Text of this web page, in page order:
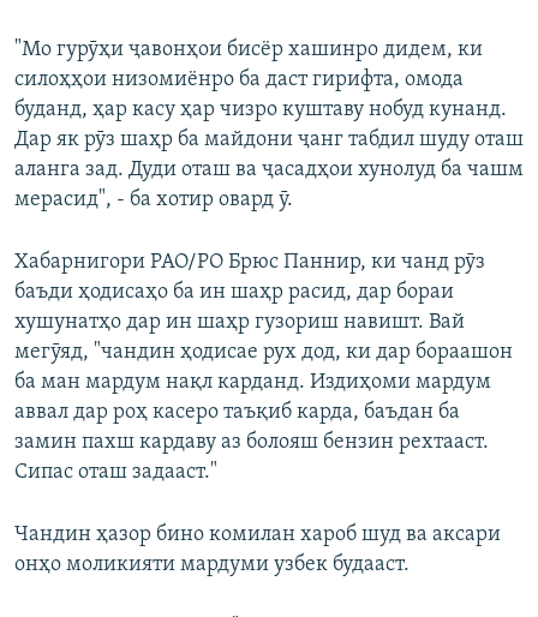
"Мо гурӯҳи ҷавонҳои бисёр хашинро дидем, ки
силоҳҳои низомиёнро ба даст гирифта, омода
буданд, ҳар касу ҳар чизро куштаву нобуд кунанд.
Дар як рӯз шаҳр ба майдони ҷанг табдил шуду оташ
аланга зад. Дуди оташ ва ҷасадҳои хунолуд ба чашм
мерасид", - ба хотир овард ӯ.
Хабарнигори РАО/РО Брюс Паннир, ки чанд рӯз
баъди ҳодисаҳо ба ин шаҳр расид, дар бораи
хушунатҳо дар ин шаҳр гузориш навишт. Вай
мегӯяд, "чандин ҳодисае рух дод, ки дар бораашон
ба ман мардум нақл карданд. Издиҳоми мардум
аввал дар роҳ касеро таъқиб карда, баъдан ба
замин пахш кардаву аз болояш бензин рехтааст.
Сипас оташ задааст."
Чандин ҳазор бино комилан хароб шуд ва аксари
онҳо моликияти мардуми узбек будааст.